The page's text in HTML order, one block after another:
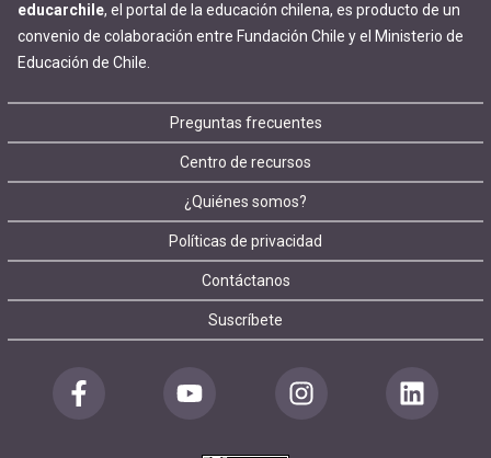
educarchile, el portal de la educación chilena, es producto de un
convenio de colaboración entre Fundación Chile y el Ministerio de
Educación de Chile.
Footer
menu
Preguntas frecuentes
Centro de recursos
¿Quiénes somos?
Políticas de privacidad
Contáctanos
Suscríbete
Redes